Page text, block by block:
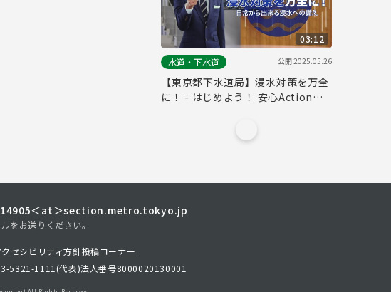
03:12
水道・下水道
公開2025.05.26
【東京都下水道局】浸水対策を万全
に！ - はじめよう！ 安心Action！
＜at＞section.metro.tokyo.jp
をお送りください。
クセシビリティ方針投稿コーナー
5321-1111(代表)法人番号8000020130001